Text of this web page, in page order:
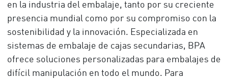
en la industria del embalaje, tanto por su creciente
presencia mundial como por su compromiso con la
sostenibilidad y la innovación. Especializada en
sistemas de embalaje de cajas secundarias, BPA
ofrece soluciones personalizadas para embalajes de
difícil manipulación en todo el mundo. Para